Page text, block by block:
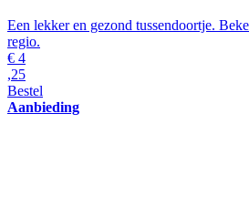
Een lekker en gezond tussendoortje.
regio.
€ 4
,25
Bestel
Aanbieding